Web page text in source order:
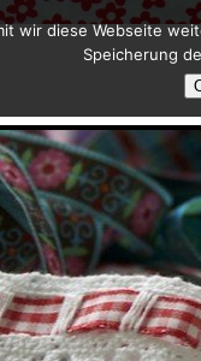
wir diese Webseite
Speicherung